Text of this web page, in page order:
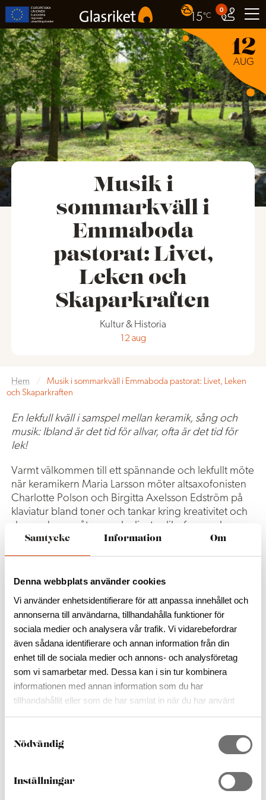
Samtycke Information Om
Denna webbplats använder cookies
Vi använder enhetsidentifierare för att anpassa innehållet och
annonserna till användarna, tillhandahålla funktioner för
sociala medier och analysera vår trafik. Vi vidarebefordrar
även sådana identifierare och annan information från din
enhet till de sociala medier och annons- och analysföretag
som vi samarbetar med. Dessa kan i sin tur kombinera
informationen med annan information som du har
tillhandahållit eller som de har samlat in när du har använt
deras tjänster.
Nödvändig
Inställningar
15°C
0
Musik i
sommarkväll i
Emmaboda
pastorat: Livet,
Leken och
Skaparkraften
Kultur & Historia
12 aug
12
AUG
Hem /
Musik i sommarkväll i Emmaboda pastorat: Livet, Leken
och Skaparkraften
En lekfull kväll i samspel mellan keramik, sång och
musik: Ibland är det tid för allvar, ofta är det tid för
lek!
Varmt välkommen till ett spännande och lekfullt möte
när keramikern Maria Larsson möter altsaxofonisten
Charlotte Polson och Birgitta Axelsson Edström på
klaviatur bland toner och tankar kring kreativitet och
skapande som återspeglar livets olika faser och
sinnesstämningar.
Tid:19:00 – 20:15
Plats:Vissefjärda kyrka
Fri entré